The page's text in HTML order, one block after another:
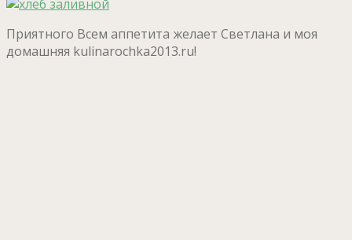
Приятного Всем аппетита желает Светлана и моя
домашняя kulinarochka2013.ru!